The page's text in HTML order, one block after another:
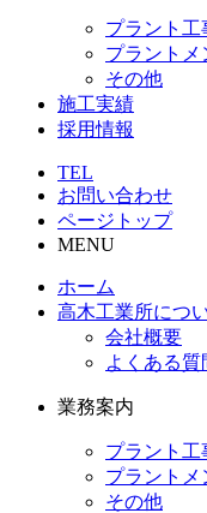
プラント工
プラントメ
その他
施工実績
採用情報
TEL
お問い合わせ
ページトップ
MENU
ホーム
高木工業所につ
会社概要
よくある質
業務案内
プラント工
プラントメ
その他